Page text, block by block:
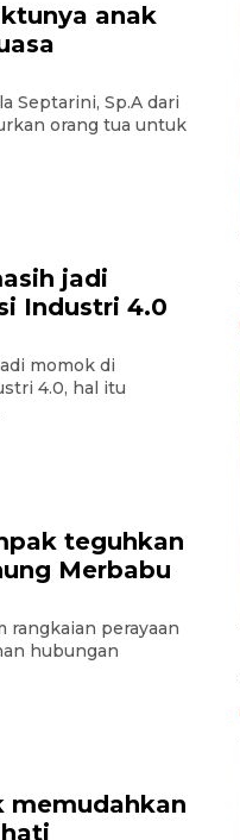
anak
Septarini, Sp.A dari
orang tua untuk
jadi
Industri 4.0
momok di
4.0, hal itu
teguhkan
Merbabu
rangkaian perayaan
hubungan
memudahkan
2026, ajang
dan
Sananta
naluri